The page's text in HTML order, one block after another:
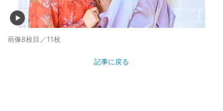
画像8枚目／11枚
記事に戻る